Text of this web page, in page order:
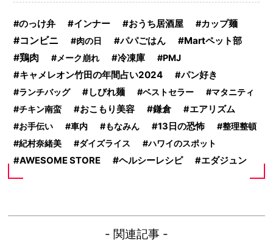
のっけ弁 インナー おうち居酒屋 カップ麺
コンビニ 肉の日 パパごはん
Martペット部
鶏肉
メーク崩れ 冷凍庫 PMJ
キャメレオン竹田の年間占い2024 パン好き
ランチバッグ しびれ麺 ベストセラー
マタニティ
チキン南蛮
おこもり美容 鎌倉 エアリズム
お手伝い 車内 もなみん 13日の恐怖
整理整頓
紀村奈緒美
ダイズライス ハワイのスポット
AWESOME STORE ヘルシーレシピ エダジュン
- 関連記事 -